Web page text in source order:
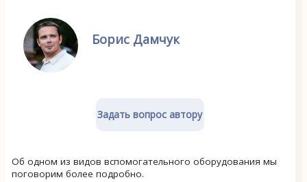
Борис Дамчук
Задать вопрос автору
Об одном из видов вспомогательного оборудования мы
поговорим более подробно.